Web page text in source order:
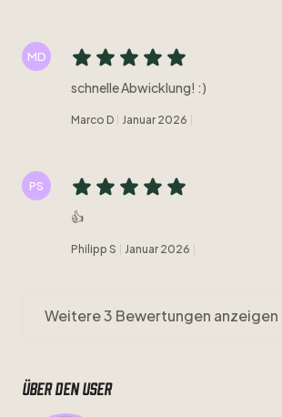
MD
schnelle Abwicklung! :)
Marco D Januar 2026
PS
👍
Philipp S Januar 2026
Weitere 3 Bewertungen anzeigen
Über den user